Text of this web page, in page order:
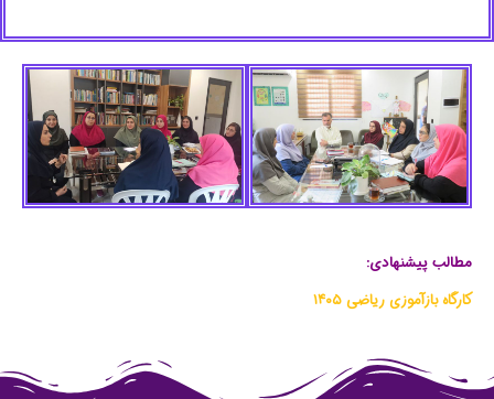
مطالب پیشنهادی:
کارگاه بازآموزی ریاضی ۱۴۰۵